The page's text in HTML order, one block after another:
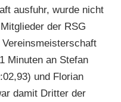
ausfuhr, wurde nicht
der RSG
Minuten an Stefan
und Florian
damit Dritter der